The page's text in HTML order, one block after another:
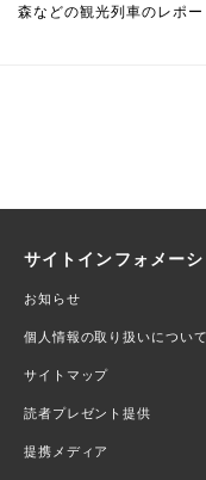
森などの観光列車のレポー
サイトインフォメー
お知らせ
個人情報の取り扱いについて
サイトマップ
読者プレゼント提供
提携メディア